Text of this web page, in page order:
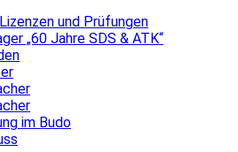
und Prüfungen
„60 Jahre SDS & ATK“
im Budo